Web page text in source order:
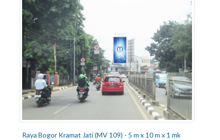
Raya Bogor Kramat Jati (MV 109) - 5 m x 10 m x 1 mk